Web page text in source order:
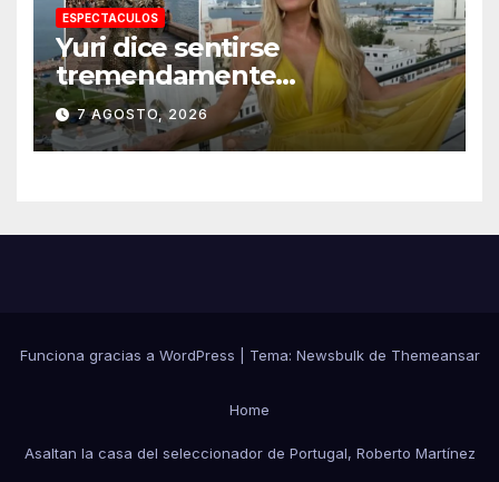
ESPECTACULOS
Yuri dice sentirse
tremendamente
emocionada sobre su estatua
que le harán en Veracruz
7 AGOSTO, 2026
Funciona gracias a WordPress Tema: Newsbulkde Themeansar
Home
Asaltan la casa del seleccionador de Portugal, Roberto Martínez